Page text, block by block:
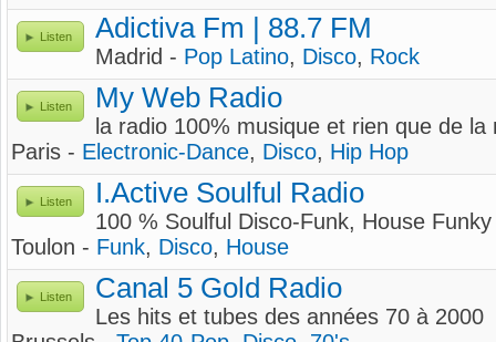
Listen Adictiva Fm | 88.7 FM
Madrid - Pop Latino, Disco, Rock
Listen My Web Radio
la radio 100% musique et rien que de la
Paris - Electronic-Dance, Disco, Hip Hop
Listen I.Active Soulful Radio
100 % Soulful Disco-Funk, House Funky
Toulon - Funk, Disco, House
Listen Canal 5 Gold Radio
Les hits et tubes des années 70 à 2000